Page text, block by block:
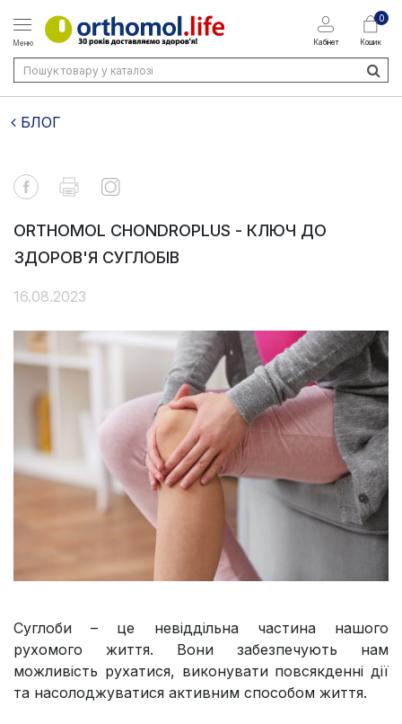
Меню Кабінет
0
Кошик
БЛОГ
ORTHOMOL CHONDROPLUS - КЛЮЧ ДО
ЗДОРОВ'Я СУГЛОБІВ
16.08.2023
Суглоби – це невіддільна частина нашого
рухомого життя. Вони забезпечують нам
можливість рухатися, виконувати повсякденні дії
та насолоджуватися активним способом життя.